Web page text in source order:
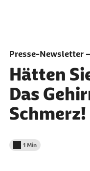
Presse-Newsletter
Hätten
Das
Schmerz!
Lesedauer weniger als
1 Min